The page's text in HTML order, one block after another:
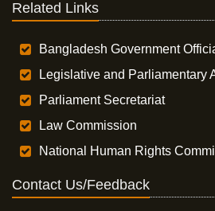
Related Links
Bangladesh Government
Legislative and Parliamentary
Parliament Secretariat
Law Commission
National Human Rights
Contact Us/Feedback